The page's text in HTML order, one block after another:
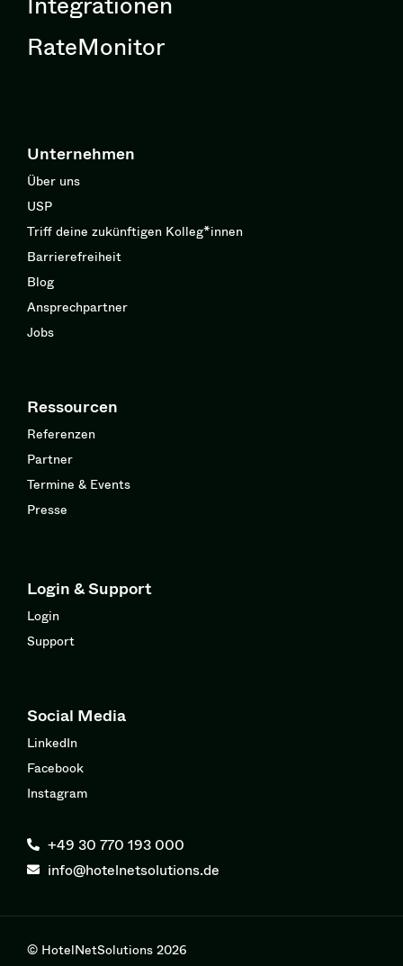
RateMonitor
Unternehmen
Über uns
USP
Triff deine zukünftigen Kolleg*innen
Barrierefreiheit
Blog
Ansprechpartner
Jobs
Ressourcen
Referenzen
Partner
Termine & Events
Presse
Login & Support
Login
Support
Social Media
LinkedIn
Facebook
Instagram
+49 30 770 193 000
info@hotelnetsolutions.de
© HotelNetSolutions 2026